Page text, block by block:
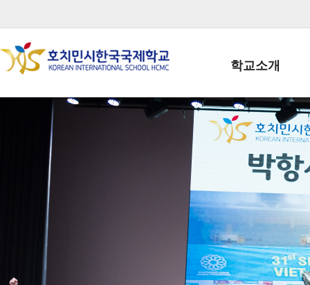
학교소개
학교장인사말
학생회장인사말
학교상징
학교 CI
교직원현황
학생현황
위치/전화